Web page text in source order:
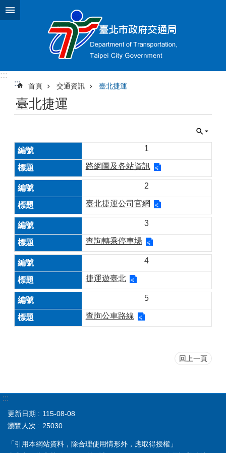
跳到主要內容區塊
:::
:::
首頁 交通資訊 臺北捷運
臺北捷運
1
路網圖及各站資訊
2
臺北捷運公司官網
3
查詢轉乘停車場
4
捷運遊臺北
5
查詢公車路線
回上一頁
:::
更新日期
115-08-08
瀏覽人次
25030
「引用本網站資料，除合理使用情形外，應取得授權」